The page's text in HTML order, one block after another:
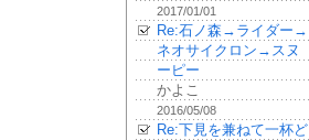
2017/01/01
Re:石ノ森→ライダー→
ネオサイクロン→スヌ
ーピー
かよこ
2016/05/08
Re:下見を兼ねて一杯ど